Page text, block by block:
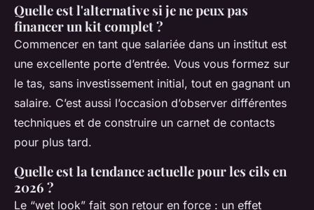
Quelle est l'alternative si je ne peux pas
financer un kit complet ?
Commencer en tant que salariée dans un institut est
une excellente porte d’entrée. Vous vous formez sur
le tas, sans investissement initial, tout en gagnant un
salaire. C’est aussi l’occasion d’observer différentes
techniques et de construire un carnet de contacts
pour plus tard.
Quelle est la tendance actuelle pour les cils en
2026 ?
Le “wet look” fait son retour en force : un effet